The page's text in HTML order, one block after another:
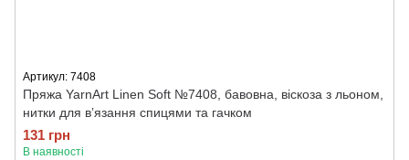
Артикул: 7408
Пряжа YarnArt Linen Soft №7408, бавовна, віскоза з льоном,
нитки для вʼязання спицями та гачком
131 грн
В наявності